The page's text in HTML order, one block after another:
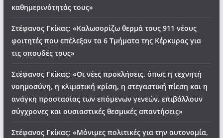
καθημερινότητάς τους»
Στέφανος Γκίκας: «Καλωσορίζω θερμά τους 911 νέους
φοιτητές που επέλεξαν τα 6 Τμήματα της Κέρκυρας για
τις σπουδές τους»
Στέφανος Γκίκας: «Οι νέες προκλήσεις, όπως η τεχνητή
νοημοσύνη, η κλιματική κρίση, η στεγαστική πίεση και η
ανάγκη προστασίας των επόμενων γενεών, επιβάλλουν
σύγχρονες και ουσιαστικές θεσμικές απαντήσεις»
Στέφανος Γκίκας: «Μόνιμες πολιτικές για την αυτονομία,